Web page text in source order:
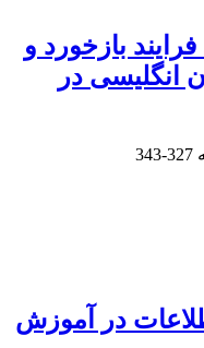
بازخورد و
انگلیسی در
327-343
در آموزش